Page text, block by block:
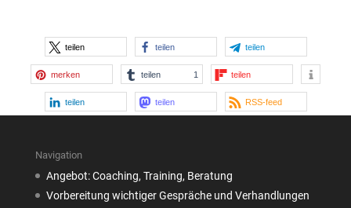
teilen teilen teilen
merken teilen 1 teilen
teilen teilen RSS-feed
Navigation
Angebot: Coaching, Training, Beratung
Vorbereitung wichtiger Gespräche und Verhandlungen